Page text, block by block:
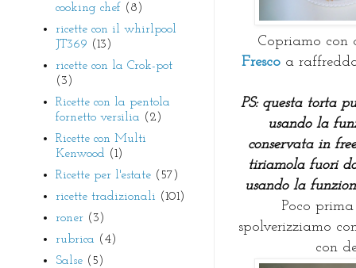
Copriamo con
Fresco a
PS: questa torta
usando la
conservata in
tiriamola fuori
usando la
Poco
spolverizziamo
con
cooking chef (8)
ricette con il whirlpool
JT369 (13)
ricette con la Crok-pot
(3)
Ricette con la pentola
fornetto versilia (2)
Ricette con Multi
Kenwood (1)
Ricette per l'estate (57)
ricette tradizionali (101)
roner (3)
rubrica (4)
Salse (5)